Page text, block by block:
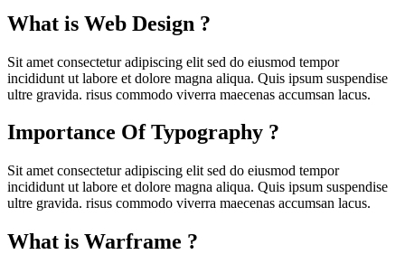
What is Web Design ?
Sit amet consectetur adipiscing elit sed do eiusmod tempor
incididunt ut labore et dolore magna aliqua. Quis ipsum suspendise
ultre gravida. risus commodo viverra maecenas accumsan lacus.
Importance Of Typography ?
Sit amet consectetur adipiscing elit sed do eiusmod tempor
incididunt ut labore et dolore magna aliqua. Quis ipsum suspendise
ultre gravida. risus commodo viverra maecenas accumsan lacus.
What is Warframe ?